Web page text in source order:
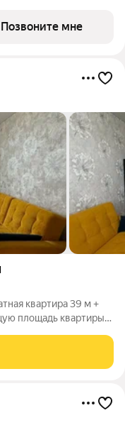
города». Все
Позвоните мне
квартира 39 м +
площадь квартиры)
живи!